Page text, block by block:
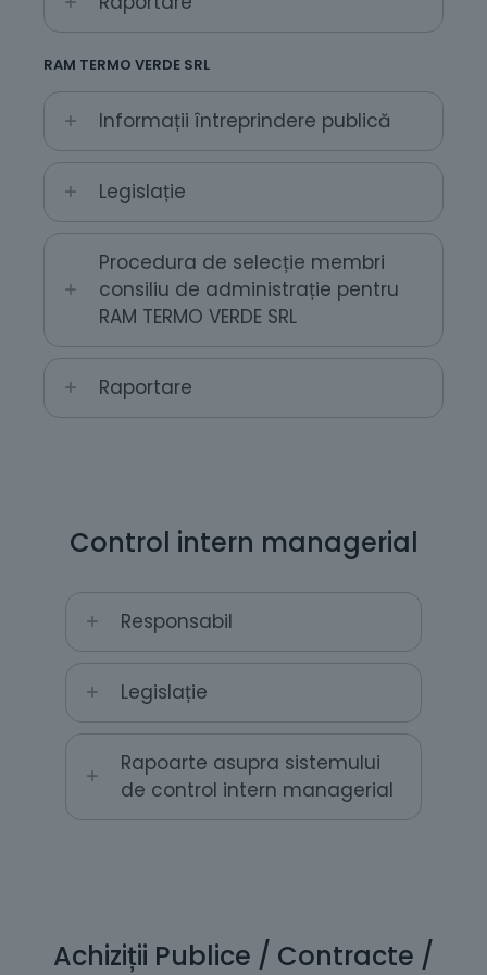
RAM TERMO VERDE SRL
Informații întreprindere publică
Legislație
Procedura de selecție membri
consiliu de administrație pentru
RAM TERMO VERDE SRL
Raportare
Control intern managerial
Responsabil
Legislație
Rapoarte asupra sistemului
de control intern managerial
Achiziții Publice / Contracte /